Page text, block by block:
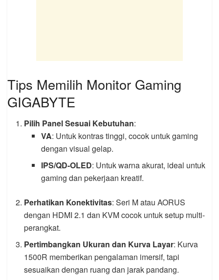
Tips Memilih Monitor Gaming
GIGABYTE
Pilih Panel Sesuai Kebutuhan:
VA: Untuk kontras tinggi, cocok untuk gaming
dengan visual gelap.
IPS/QD-OLED: Untuk warna akurat, ideal untuk
gaming dan pekerjaan kreatif.
Perhatikan Konektivitas: Seri M atau AORUS
dengan HDMI 2.1 dan KVM cocok untuk setup multi-
perangkat.
Pertimbangkan Ukuran dan Kurva Layar: Kurva
1500R memberikan pengalaman imersif, tapi
sesuaikan dengan ruang dan jarak pandang.